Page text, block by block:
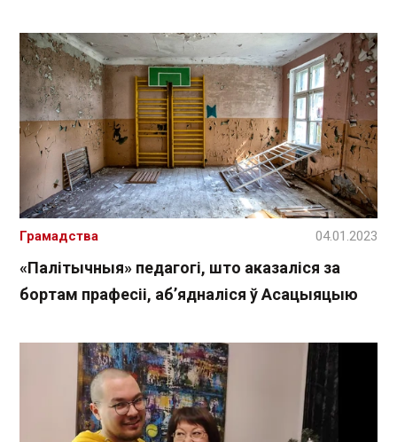
«Палітычныя» педагогі, што аказаліся за
бортам прафесіі, аб’ядналіся ў Асацыяцыю
Грамадства 04.01.2023